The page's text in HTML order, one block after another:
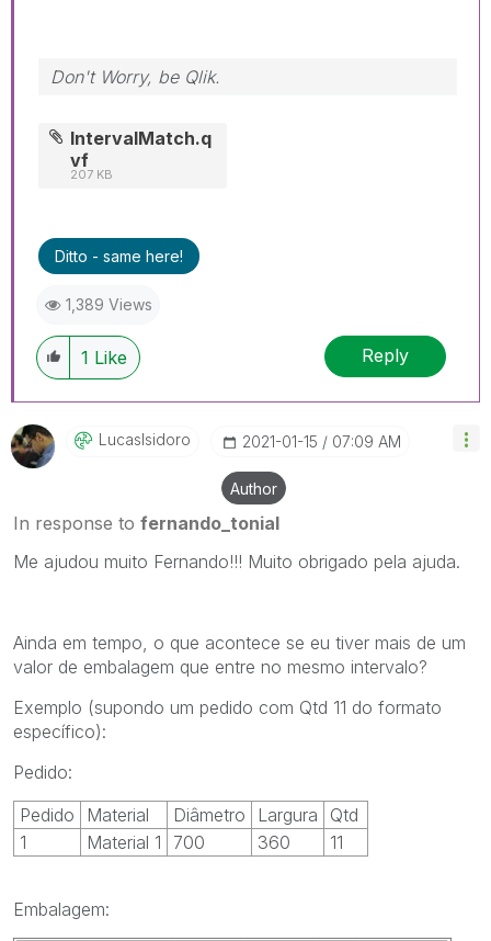
Don't Worry, be Qlik.
IntervalMatch.q
vf
207 KB
Ditto - same here!
1,389 Views
1 Like Reply
LucasIsidoro ‎2021-01-15 07:09 AM
Author
In response to fernando_tonial
Me ajudou muito Fernando!!! Muito obrigado pela ajuda.
Ainda em tempo, o que acontece se eu tiver mais de um
valor de embalagem que entre no mesmo intervalo?
Exemplo (supondo um pedido com Qtd 11 do formato
específico):
Pedido:
Pedido
Material Diâmetro Largura
Qtd
1
Material 1 700 360 11
Embalagem: